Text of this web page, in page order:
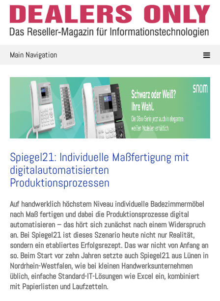
Skip
content
Main Navigation
Spiegel21: Individuelle Maßfertigung mit
digitalautomatisierten
Produktionsprozessen
Auf handwerklich höchstem Niveau individuelle Badezimmermöbel
nach Maß fertigen und dabei die Produktionsprozesse digital
automatisieren – das hört sich zunächst nach einem Widerspruch
an. Bei Spiegel21 ist dieses Szenario heute nicht nur Realität,
sondern ein etabliertes Erfolgsrezept. Das war nicht von Anfang an
so. Beim Start vor zehn Jahren setzte auch Spiegel21 aus Lünen in
Nordrhein-Westfalen, wie bei kleinen Handwerksunternehmen
üblich, einfache Standard-IT-Lösungen wie Excel ein, kombiniert
mit Papierlisten und Laufzetteln.